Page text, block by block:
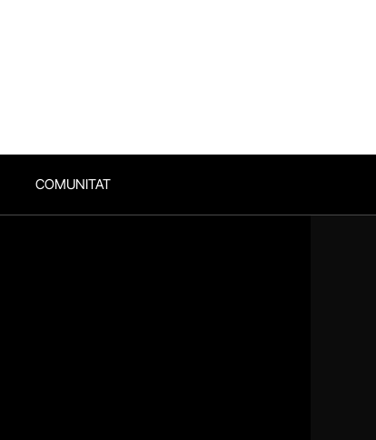
COMUNITAT